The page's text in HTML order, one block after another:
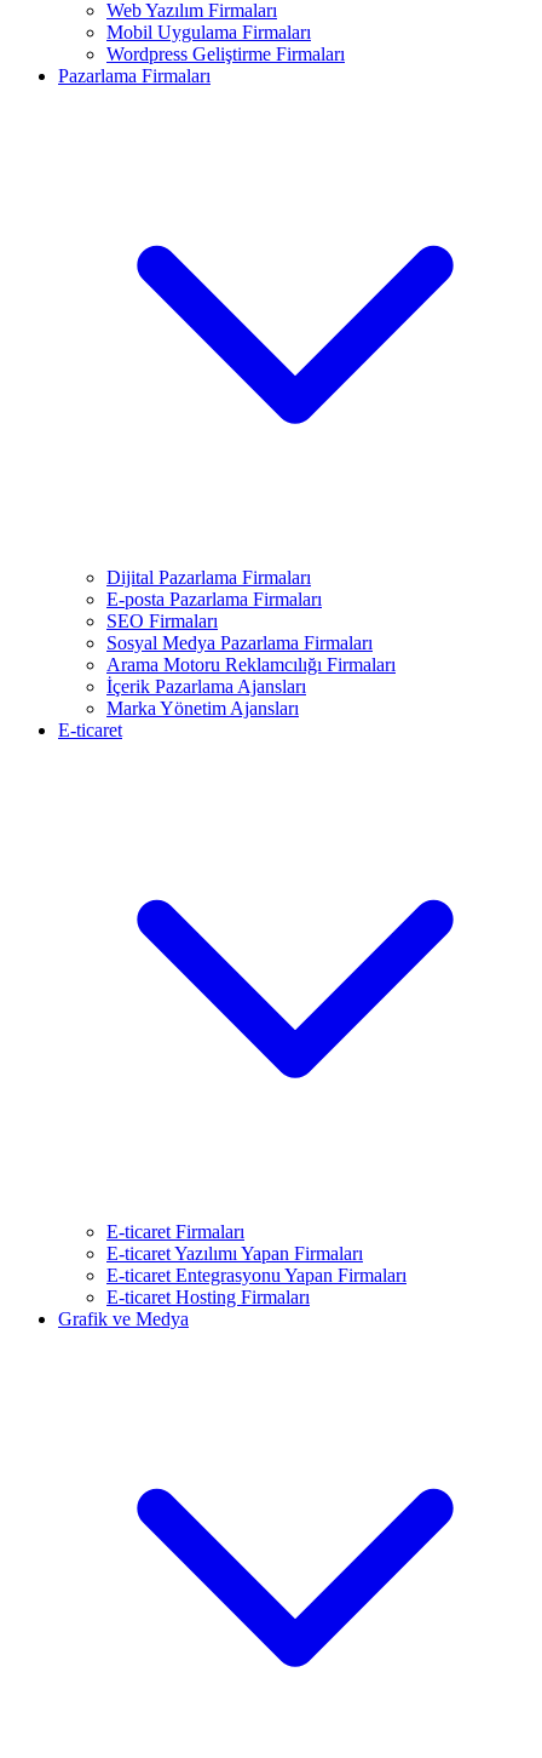
Web Yazılım Firmaları
Mobil Uygulama Firmaları
Wordpress Geliştirme Firmaları
Pazarlama Firmaları
Dijital Pazarlama Firmaları
E-posta Pazarlama Firmaları
SEO Firmaları
Sosyal Medya Pazarlama Firmaları
Arama Motoru Reklamcılığı Firmaları
İçerik Pazarlama Ajansları
Marka Yönetim Ajansları
E-ticaret
E-ticaret Firmaları
E-ticaret Yazılımı Yapan Firmaları
E-ticaret Entegrasyonu Yapan Firmaları
E-ticaret Hosting Firmaları
Grafik ve Medya